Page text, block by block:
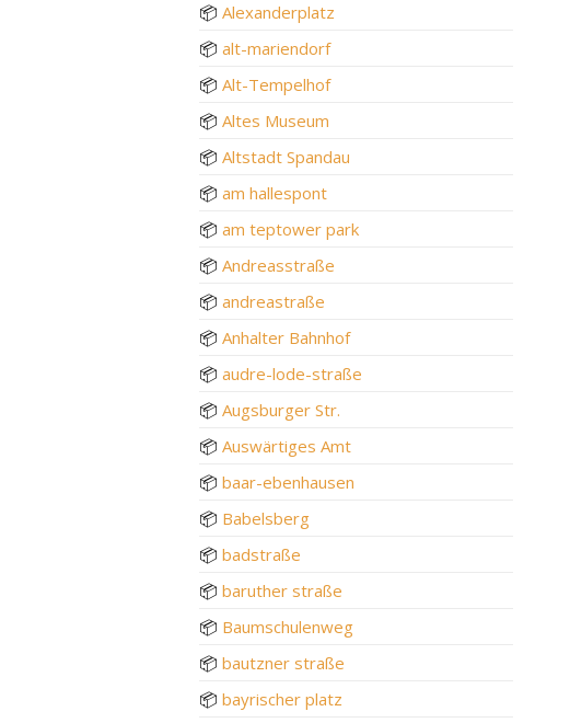
📦 Alexanderplatz
📦 alt-mariendorf
📦 Alt-Tempelhof
📦 Altes Museum
📦 Altstadt Spandau
📦 am hallespont
📦 am teptower park
📦 Andreasstraße
📦 andreastraße
📦 Anhalter Bahnhof
📦 audre-lode-straße
📦 Augsburger Str.
📦 Auswärtiges Amt
📦 baar-ebenhausen
📦 Babelsberg
📦 badstraße
📦 baruther straße
📦 Baumschulenweg
📦 bautzner straße
📦 bayrischer platz